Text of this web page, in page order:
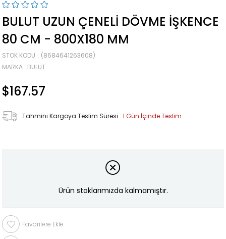
BULUT UZUN ÇENELI DÖVME İŞKENCE
80 CM - 800X180 MM
STOK KODU
(8684641263608)
MARKA : BULUT
$167.57
Tahmini Kargoya Teslim Süresi : 1 Gün İçinde Teslim
Ürün stoklarımızda kalmamıştır.
Favorilere Ekle